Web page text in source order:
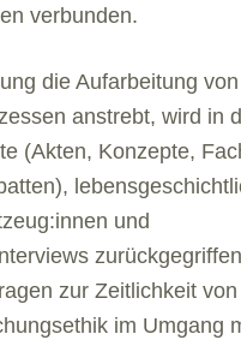
ver­bun­den.
die Auf­ar­bei­tung
anstrebt, wird in
(Akten, Kon­zepte,
und
zur Zeit­lich­keit
im Umgang